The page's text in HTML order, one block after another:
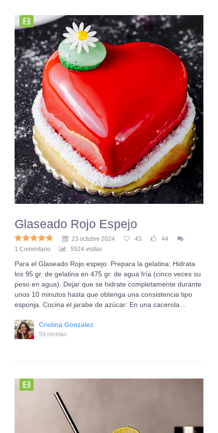
Glaseado Rojo Espejo
23 octubre 2024 43
44
1 Comentario
5524 visitas
Para el Glaseado Rojo espejo: Prepara la gelatina: Hidrata
los 95 gr. de gelatina en 475 gr. de agua fría (cinco veces su
peso en agua). Dejar que se hidrate completamente durante
unos 10 minutos hasta que obtenga una consistencia tipo
esponja. Cocina el jarabe de azúcar: En una cacerola…
Cristina Gonzalez
59 recetas